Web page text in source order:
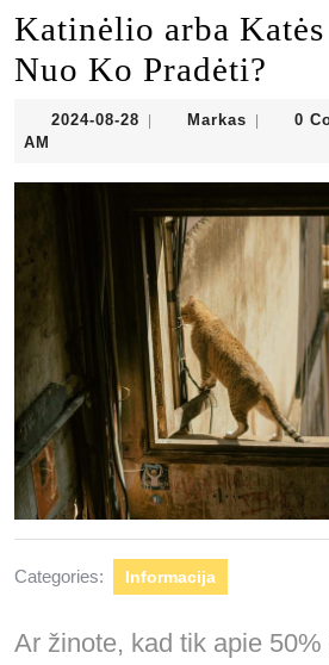
Katinėlio arba
Nuo Ko Pradėti?
2024-08-28 2024-
Markas Markas
0
AM
Categories: Informacija
Ar žinote, kad tik apie